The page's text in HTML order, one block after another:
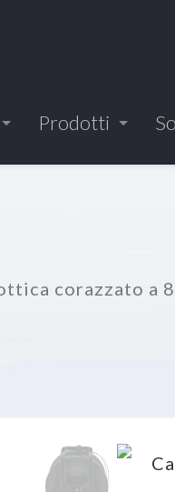
Prodotti
corazzato a